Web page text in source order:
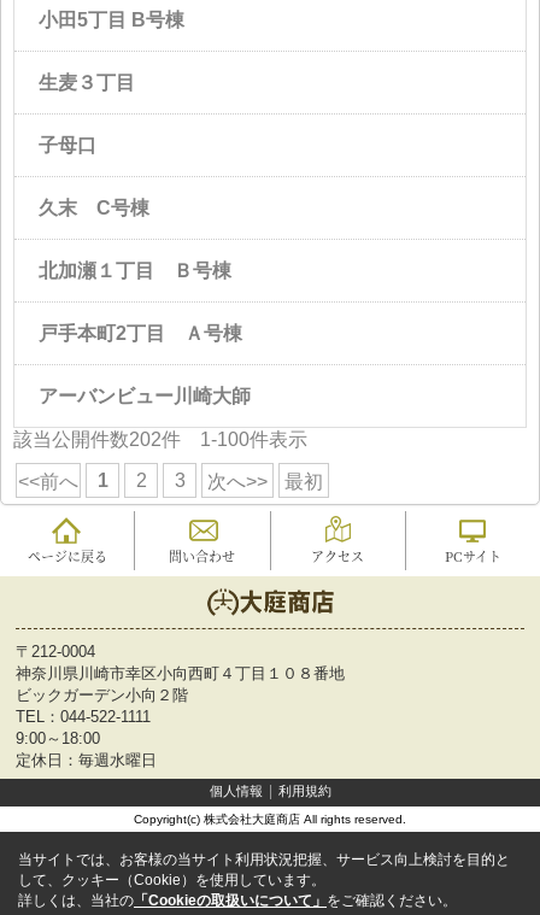
小田5丁目 B号棟
生麦３丁目
子母口
久末 C号棟
北加瀬１丁目 Ｂ号棟
戸手本町2丁目 Ａ号棟
アーバンビュー川崎大師
該当公開件数202件 1-100件表示
<<前へ 1 2 3 次へ>> 最初
ページに戻る 問い合わせ アクセス PCサイト
〒212-0004
神奈川県川崎市幸区小向西町４丁目１０８番地
ビックガーデン小向２階
TEL： 044-522-1111
9:00～18:00
定休日：毎週水曜日
個人情報 利用規約
Copyright(c) 株式会社大庭商店 All rights reserved.
当サイトでは、お客様の当サイト利用状況把握、サービス向上検討を目的と
して、クッキー（Cookie）を使用しています。
詳しくは、当社の 「Cookieの取扱いについて」 をご確認ください。